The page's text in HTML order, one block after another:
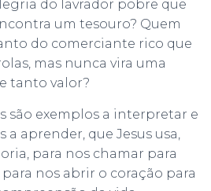
do lavrador pobre que
um tesouro? Quem
do comerciante rico que
mas nunca vira uma
tanto valor?
são exemplos a interpretar e
aprender, que Jesus usa,
para nos chamar para
nos abrir o coração para